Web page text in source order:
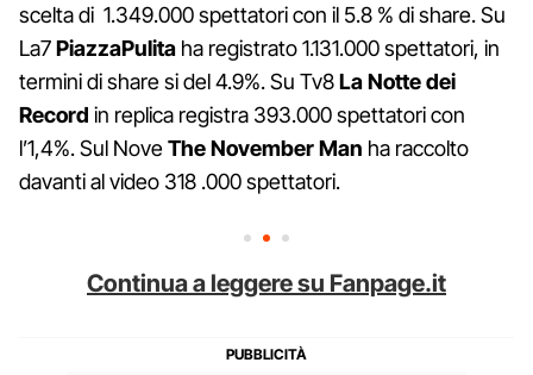
scelta di 1.349.000 spettatori con il 5.8 % di share. Su
La7PiazzaPulita ha registrato 1.131.000 spettatori, in
termini di share si del 4.9%. Su Tv8La Notte dei
Record in replica registra 393.000 spettatori con
l’1,4%. Sul NoveThe November Man ha raccolto
davanti al video 318 .000 spettatori.
Continua a leggere su Fanpage.it